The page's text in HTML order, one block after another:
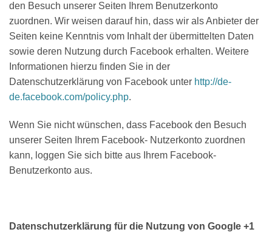
den Besuch unserer Seiten Ihrem Benutzerkonto
zuordnen. Wir weisen darauf hin, dass wir als Anbieter der
Seiten keine Kenntnis vom Inhalt der übermittelten Daten
sowie deren Nutzung durch Facebook erhalten. Weitere
Informationen hierzu finden Sie in der
Datenschutzerklärung von Facebook unter http://de-
de.facebook.com/policy.php.
Wenn Sie nicht wünschen, dass Facebook den Besuch
unserer Seiten Ihrem Facebook- Nutzerkonto zuordnen
kann, loggen Sie sich bitte aus Ihrem Facebook-
Benutzerkonto aus.
Datenschutzerklärung für die Nutzung von Google +1